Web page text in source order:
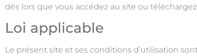
dès lors que vous accédez au site ou
Loi applicable
Le présent site et ses conditions d’utilisation